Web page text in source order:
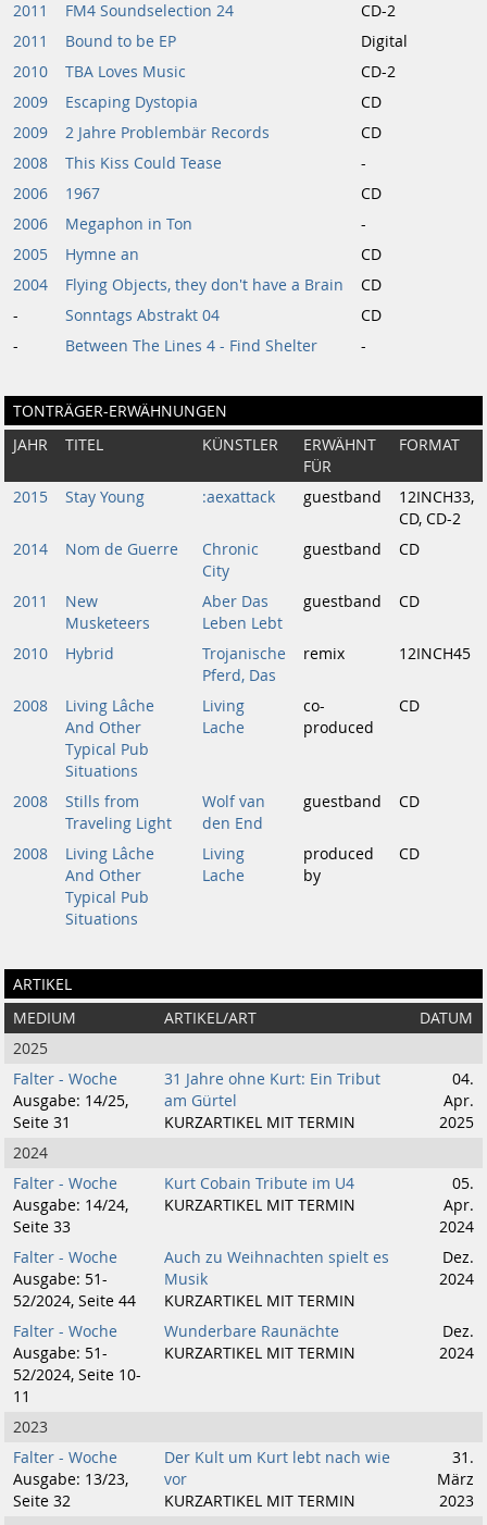
2011
FM4 Soundselection 24
CD-2
2011
Bound to be EP
Digital
2010
TBA Loves Music
CD-2
2009
Escaping Dystopia
CD
2009
2 Jahre Problembär Records
CD
2008
This Kiss Could Tease
-
2006
1967
CD
2006
Megaphon in Ton
-
2005
Hymne an
CD
2004
Flying Objects, they don't have a Brain
CD
-
Sonntags Abstrakt 04
CD
-
Between The Lines 4 - Find Shelter -
TONTRÄGER-ERWÄHNUNGEN
JAHR TITEL KÜNSTLER
ERWÄHNT
FÜR
FORMAT
2015 Stay Young :aexattack guestband
12INCH33,
CD, CD-2
2014
Nom de Guerre
Chronic
City
guestband CD
2011
New
Musketeers
Aber Das
Leben Lebt
guestband CD
2010 Hybrid
Trojanische
Pferd, Das
remix 12INCH45
2008
Living Lâche
And Other
Typical Pub
Situations
Living
Lache
co-
produced
CD
2008
Stills from
Traveling Light
Wolf van
den End
guestband CD
2008
Living Lâche
And Other
Typical Pub
Situations
Living
Lache
produced
by
CD
ARTIKEL
MEDIUM ARTIKEL/ART
DATUM
2025
Falter - Woche
Ausgabe: 14/25,
Seite 31
31 Jahre ohne Kurt: Ein Tribut
am Gürtel
KURZARTIKEL MIT TERMIN
04.
Apr.
2025
2024
Falter - Woche
Ausgabe: 14/24,
Seite 33
Kurt Cobain Tribute im U4
KURZARTIKEL MIT TERMIN
05.
Apr.
2024
Falter - Woche
Ausgabe: 51-
52/2024, Seite 44
Auch zu Weihnachten spielt es
Musik
KURZARTIKEL MIT TERMIN
Dez.
2024
Falter - Woche
Ausgabe: 51-
52/2024, Seite 10-
11
Wunderbare Raunächte
KURZARTIKEL MIT TERMIN
Dez.
2024
2023
Falter - Woche
Ausgabe: 13/23,
Seite 32
Der Kult um Kurt lebt nach wie
vor
KURZARTIKEL MIT TERMIN
31.
März
2023